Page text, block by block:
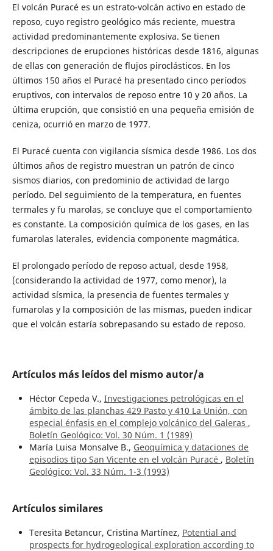
El volcán Puracé es un estrato-volcán activo en estado de
reposo, cuyo registro geológico más reciente, muestra
actividad predominantemente explosiva. Se tienen
descripciones de erupciones históricas desde 1816, algunas
de ellas con generación de flujos piroclásticos. En los
últimos 150 años el Puracé ha presentado cinco períodos
eruptivos, con intervalos de reposo entre 10 y 20 años. La
última erupción, que consistió en una pequeña emisión de
ceniza, ocurrió en marzo de 1977.
El Puracé cuenta con vigilancia sísmica desde 1986. Los dos
últimos años de registro muestran un patrón de cinco
sismos diarios, con predominio de actividad de largo
período. Del seguimiento de la temperatura, en fuentes
termales y fu marolas, se concluye que el comportamiento
es constante. La composición química de los gases, en las
fumarolas laterales, evidencia componente magmática.
El prolongado período de reposo actual, desde 1958,
(considerando la actividad de 1977, como menor), la
actividad sísmica, la presencia de fuentes termales y
fumarolas y la composición de las mismas, pueden indicar
que el volcán estaría sobrepasando su estado de reposo.
Artículos más leídos del mismo autor/a
Héctor Cepeda V., Investigaciones petrológicas en el
ámbito de las planchas 429 Pasto y 410 La Unión, con
especial énfasis en el complejo volcánico del Galeras ,
Boletín Geológico: Vol. 30 Núm. 1 (1989)
María Luisa Monsalve B., Geoquímica y dataciones de
episodios tipo San Vicente en el volcán Puracé , Boletín
Geológico: Vol. 33 Núm. 1-3 (1993)
Artículos similares
Teresita Betancur, Cristina Martínez, Potential and
prospects for hydrogeological exploration according to